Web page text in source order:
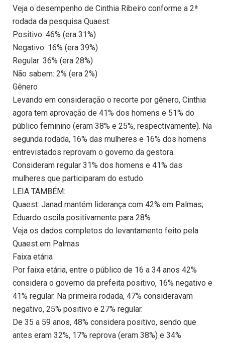
Veja o desempenho de Cinthia Ribeiro conforme a 2ª
rodada da pesquisa Quaest:
Positivo: 46% (era 31%)
Negativo: 16% (era 39%)
Regular: 36% (era 28%)
Não sabem: 2% (era 2%)
Gênero
Levando em consideração o recorte por gênero, Cinthia
agora tem aprovação de 41% dos homens e 51% do
público feminino (eram 38% e 25%, respectivamente). Na
segunda rodada, 16% das mulheres e 16% dos homens
entrevistados reprovam o governo da gestora.
Consideram regular 31% dos homens e 41% das
mulheres que participaram do estudo.
LEIA TAMBÉM:
Quaest: Janad mantém liderança com 42% em Palmas;
Eduardo oscila positivamente para 28%
Veja os dados completos do levantamento feito pela
Quaest em Palmas
Faixa etária
Por faixa etária, entre o público de 16 a 34 anos 42%
considera o governo da prefeita positivo, 16% negativo e
41% regular. Na primeira rodada, 47% consideravam
negativo, 25% positivo e 27% regular.
De 35 a 59 anos, 48% considera positivo, sendo que
antes eram 32%, 17% reprova (eram 38%) e 34%